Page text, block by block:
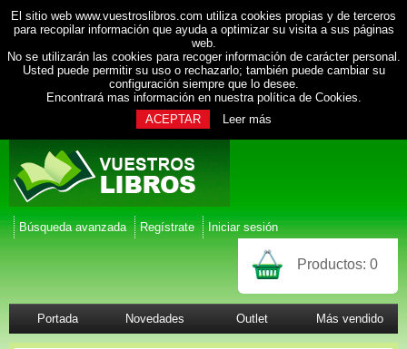
El sitio web www.vuestroslibros.com utiliza cookies propias y de terceros
para recopilar información que ayuda a optimizar su visita a sus páginas
web.
No se utilizarán las cookies para recoger información de carácter personal.
Usted puede permitir su uso o rechazarlo; también puede cambiar su
configuración siempre que lo desee.
Encontrará mas información en nuestra política de Cookies.
ACEPTAR
Leer más
Búsqueda avanzada Regístrate Iniciar sesión
Productos: 0
Portada Novedades Outlet Más vendido